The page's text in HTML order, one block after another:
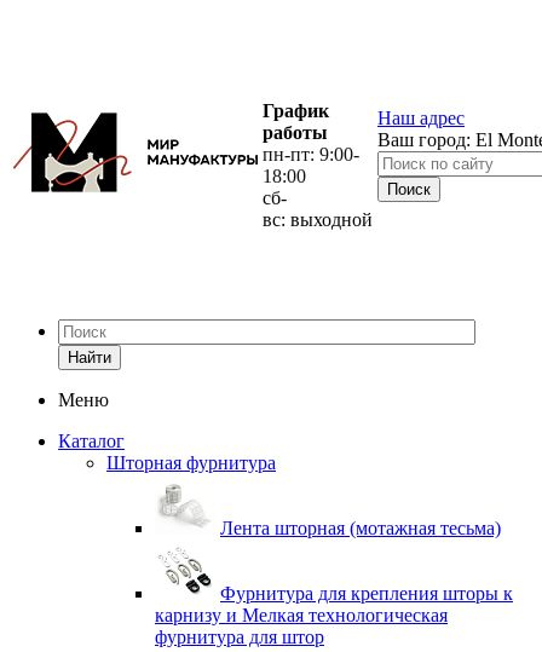
График
работы
пн-пт: 9:00-
18:00
сб-
вс: выходной
Наш адрес
Ваш город: El
Найти
Меню
Каталог
Шторная фурнитура
Лента шторная (мотажная тесьма)
Фурнитура для крепления шторы к
карнизу и Мелкая технологическая
фурнитура для штор